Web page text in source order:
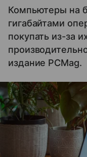
Компьютеры на
гигабайтами
покупать из-за
издание PCMag.